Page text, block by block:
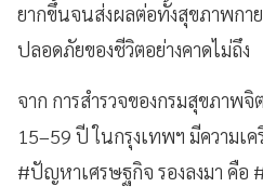
ยากขึ้นจนส่งผลต่อทั้งสุขภาพกา
ปลอดภัยของชีวิตอย่างคาดไม่ถึง
จาก การสำรวจของกรมสุขภาพ
15–59 ปี ในกรุงเทพฯ มีความเ
#ปัญหาเศรษฐกิจ รองลงมา คือ